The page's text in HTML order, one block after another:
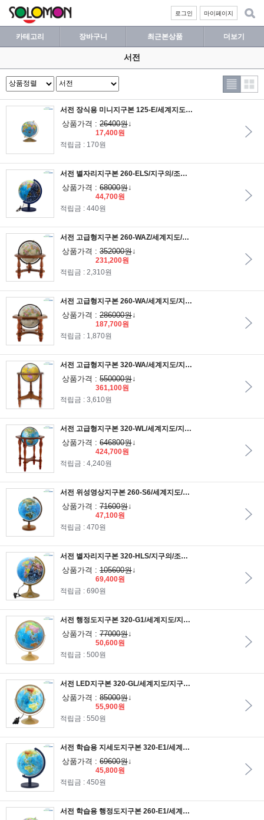
마이페이지
로그인
카테고리 장바구니 최근본상품 더보기
서전
서전 장식용 미니지구본 125-E/세계지도/지구의/교육용지구본/학습용지구본
상품가격 : 26400원↓
17,400원
적립금 : 170원
서전 별자리지구본 260-ELS/지구의/조명지구본/LED지구본/교육용지구본/학습용지구본
상품가격 : 68000원↓
44,700원
적립금 : 440원
서전 고급형지구본 260-WAZ/세계지도/지구의/고급지구본/원목지구본/교육용지구본/학습용지구본
상품가격 : 352000원↓
231,200원
적립금 : 2,310원
서전 고급형지구본 260-WA/세계지도/지구의/고급지구본/원목지구본/교육용지구본/학습용지구본
상품가격 : 286000원↓
187,700원
적립금 : 1,870원
서전 고급형지구본 320-WA/세계지도/지구의/고급지구본/원목지구본/교육용지구본/학습용지구본
상품가격 : 550000원↓
361,100원
적립금 : 3,610원
서전 고급형지구본 320-WL/세계지도/지구의/고급지구본/원목지구본/교육용지구본/학습용지구본
상품가격 : 646800원↓
424,700원
적립금 : 4,240원
서전 위성영상지구본 260-S6/세계지도/지구의/교육용지구본/학습용지구본
상품가격 : 71600원↓
47,100원
적립금 : 470원
서전 별자리지구본 320-HLS/지구의/조명지구본/LED지구본/교육용지구본/학습용지구본
상품가격 : 105600원↓
69,400원
적립금 : 690원
서전 행정도지구본 320-G1/세계지도/지구의/교육용지구본/학습용지구본
상품가격 : 77000원↓
50,600원
적립금 : 500원
서전 LED지구본 320-GL/세계지도/지구의/조명지구본/LED지구본/교육용지구본/학습용지구본
상품가격 : 85000원↓
55,900원
적립금 : 550원
서전 학습용 지세도지구본 320-E1/세계지도/지구의/교육용지구본/학습용지구본
상품가격 : 69600원↓
45,800원
적립금 : 450원
서전 학습용 행정도지구본 260-E1/세계지도/지구의/교육용지구본/학습용지구본